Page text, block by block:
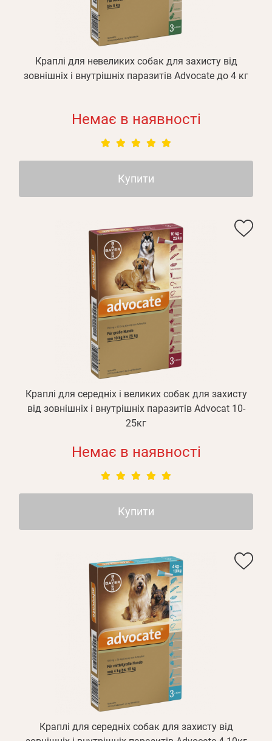
Краплі для невеликих собак для захисту від
зовнішніх і внутрішніх паразитів Advocate до 4 кг
Немає в наявності
Купити
Краплі для середніх і великих собак для захисту
від зовнішніх і внутрішніх паразитів Advocat 10-
25кг
Немає в наявності
Купити
Краплі для середніх собак для захисту від